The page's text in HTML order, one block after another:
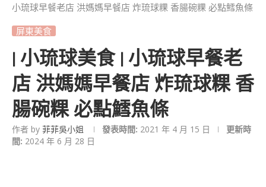
小琉球早餐老店 洪媽媽早餐店 炸琉球粿 香腸碗粿 必點鱈魚條
屏東美食
| 小琉球美食 | 小琉球早餐老
店 洪媽媽早餐店 炸琉球粿 香
腸碗粿 必點鱈魚條
作者 by 菲菲吳小姐 發表時間: 2021 年 4 月 15 日
更新時
間: 2024 年 6 月 28 日